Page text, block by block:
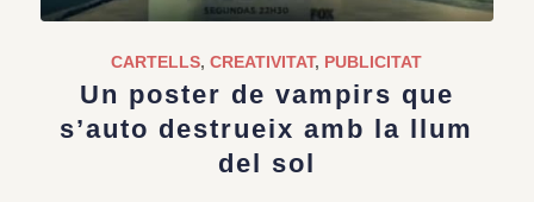
CARTELLS,CREATIVITAT, PUBLICITAT
Un poster de vampirs que
s’auto destrueix amb la llum
del sol